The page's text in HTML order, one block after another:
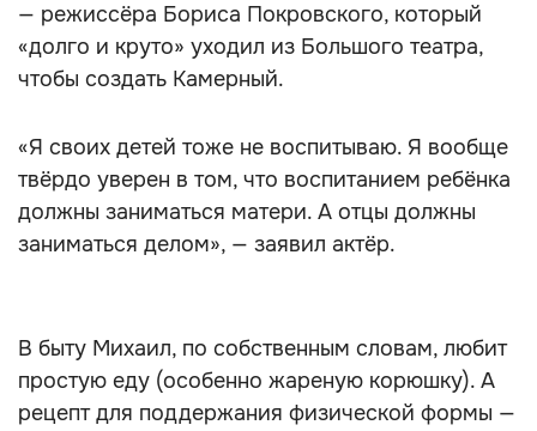
— режиссёра Бориса Покровского, который
«долго и круто» уходил из Большого театра,
чтобы создать Камерный.
«Я своих детей тоже не воспитываю. Я вообще
твёрдо уверен в том, что воспитанием ребёнка
должны заниматься матери. А отцы должны
заниматься делом», — заявил актёр.
В быту Михаил, по собственным словам, любит
простую еду (особенно жареную корюшку). А
рецепт для поддержания физической формы —